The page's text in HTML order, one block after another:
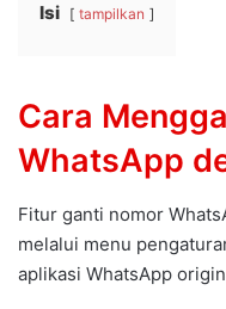
Isi tampilkan
Cara
WhatsApp
Fitur ganti nomor
melalui menu
aplikasi WhatsApp